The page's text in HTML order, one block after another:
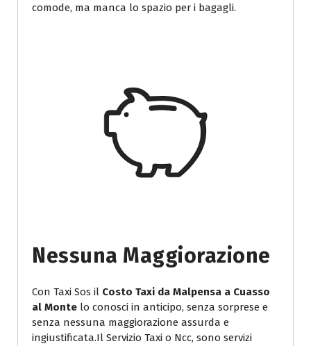
comode, ma manca lo spazio per i bagagli.
Nessuna Maggiorazione
Con Taxi Sos il Costo Taxi da Malpensa a Cuasso
al Monte lo conosci in anticipo, senza sorprese e
senza nessuna maggiorazione assurda e
ingiustificata.Il Servizio Taxi o Ncc, sono servizi